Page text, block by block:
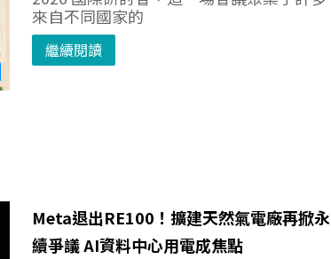
來自不同國家的
繼續閱讀
Meta退出RE100！擴建天然氣電廠再掀永
續爭議 AI資料中心用電成焦點